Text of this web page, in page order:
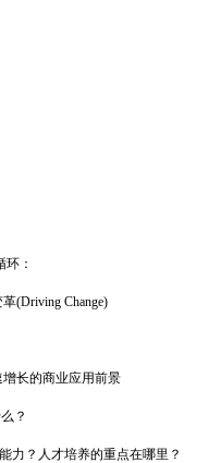
：
(Driving Change)
长的商业应用前景
？
力？人才培养的重点在哪里？